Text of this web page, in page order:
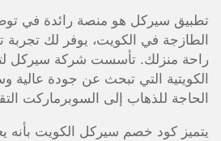
تطبيق سيركل هو منصة رائدة في
الطازجة في الكويت، يوفر لك
راحة منزلك. تأسست شركة سيركل
الكويتية التي تبحث عن جودة
الحاجة للذهاب إلى السوبرماركت
يتميز كود خصم سيركل الكويت بأنه